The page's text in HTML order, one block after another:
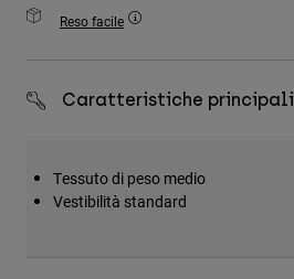
Accessori
Borse e zaini
Reso facile
Caratteristiche principali
Tessuto di peso medio
Vestibilità standard